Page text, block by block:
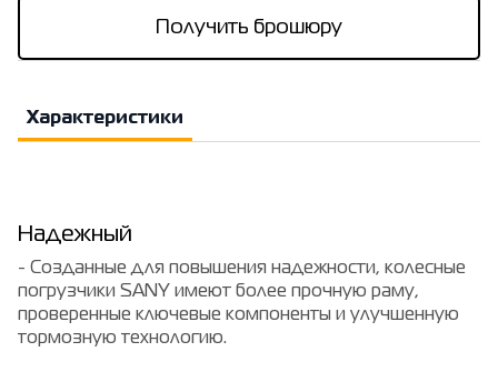
Получить брошюру
Характеристики
Надежный
- Созданные для повышения надежности, колесные
погрузчики SANY имеют более прочную раму,
проверенные ключевые компоненты и улучшенную
тормозную технологию.